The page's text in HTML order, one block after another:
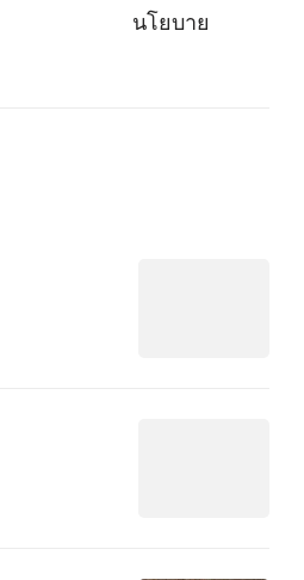
นโยบาย